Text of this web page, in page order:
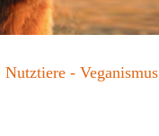
Nutztiere - Veganismus